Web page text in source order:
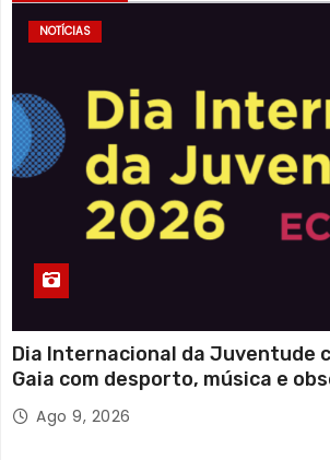
a
ç
o
d
o
s
c
NOTÍCIAS
Dia Internacional da Juventude
Gaia com desporto, música e
eclipse solar
Ago 9, 2026